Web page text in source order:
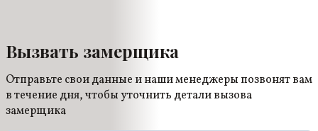
Вызвать замерщика
Отправьте свои данные и наши менеджеры позвонят вам
в течение дня, чтобы уточнить детали вызова
замерщика